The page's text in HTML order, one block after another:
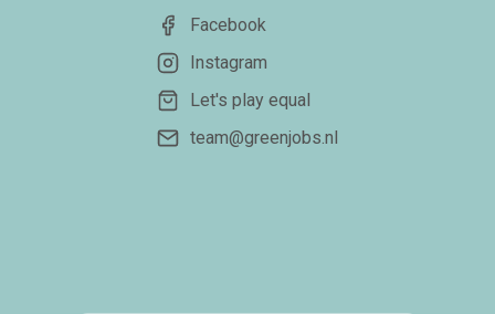
Facebook
Instagram
Let's play equal
team@greenjobs.nl